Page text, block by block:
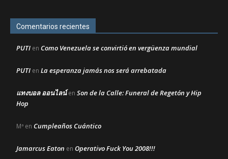
Comentarios recientes
PUTI en Como Venezuela se convirtió en vergüenza mundial
PUTI en La esperanza jamás nos será arrebatada
แทงบอล ออนไลน์en Son de la Calle: Funeral de Regetón y Hip
Hop
Mª en Cumpleaños Cuántico
Jamarcus Eaton en Operativo Fuck You 2008!!!